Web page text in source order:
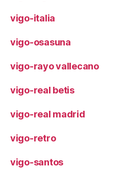
vigo-italia
vigo-osasuna
vigo-rayo vallecano
vigo-real betis
vigo-real madrid
vigo-retro
vigo-santos